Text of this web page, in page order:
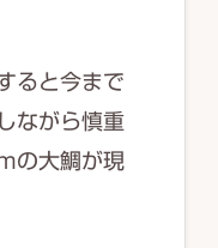
ると今まで
ながら慎重
の大鯛が現